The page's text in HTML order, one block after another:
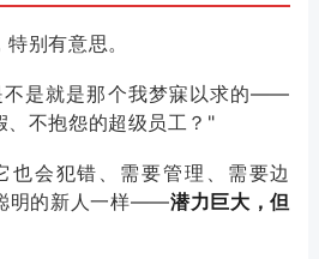
别有意思。
是就是那个我梦寐以求的——
、不抱怨的超级员工？"
也会犯错、需要管理、需要边
明的新人一样——潜力巨大，但